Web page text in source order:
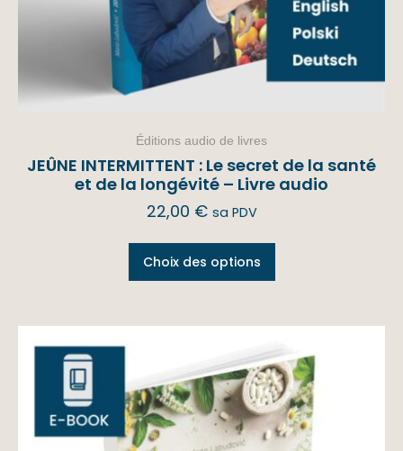
Éditions audio de livres
JEÛNE INTERMITTENT : Le secret de la santé
et de la longévité – Livre audio
22,00 € sa PDV
Choix des options